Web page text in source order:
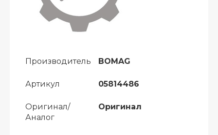
Производитель BOMAG
Артикул 05814486
Оригинал/
Аналог
Оригинал